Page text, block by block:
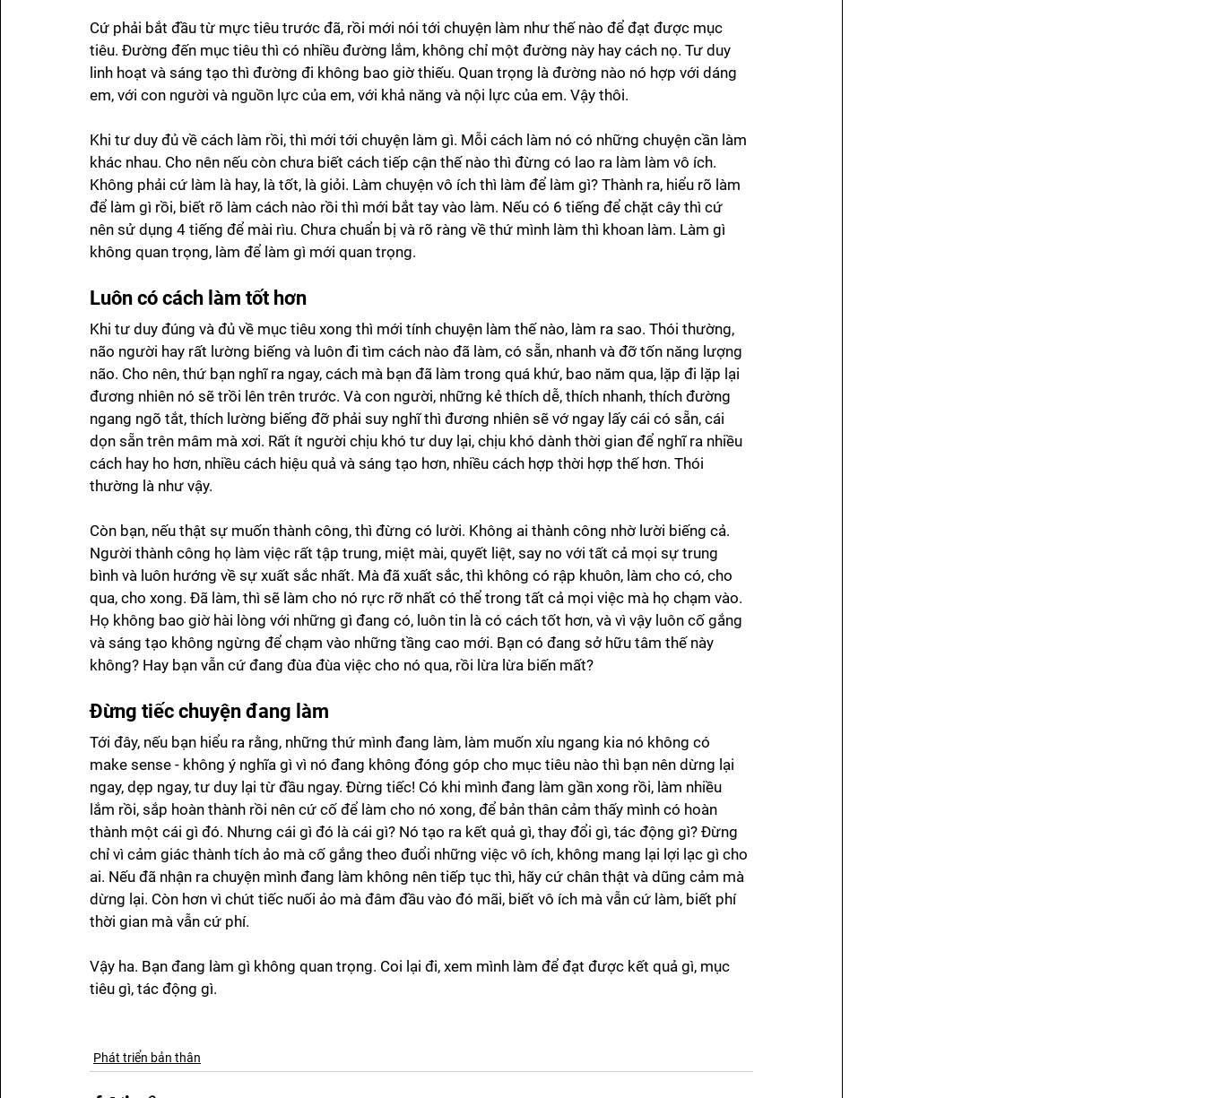
Cứ phải bắt đầu từ mực tiêu trước đã, rồi mới nói tới chuyện làm như thế nào để đạt được mục
tiêu. Đường đến mục tiêu thì có nhiều đường lắm, không chỉ một đường này hay cách nọ. Tư duy
linh hoạt và sáng tạo thì đường đi không bao giờ thiếu. Quan trọng là đường nào nó hợp với dáng
em, với con người và nguồn lực của em, với khả năng và nội lực của em. Vậy thôi.
Khi tư duy đủ về cách làm rồi, thì mới tới chuyện làm gì. Mỗi cách làm nó có những chuyện cần làm
khác nhau. Cho nên nếu còn chưa biết cách tiếp cận thế nào thì đừng có lao ra làm làm vô ích.
Không phải cứ làm là hay, là tốt, là giỏi. Làm chuyện vô ích thì làm để làm gì? Thành ra, hiểu rõ làm
để làm gì rồi, biết rõ làm cách nào rồi thì mới bắt tay vào làm. Nếu có 6 tiếng để chặt cây thì cứ
nên sử dụng 4 tiếng để mài rìu. Chưa chuẩn bị và rõ ràng về thứ mình làm thì khoan làm. Làm gì
không quan trọng, làm để làm gì mới quan trọng.
Luôn có cách làm tốt hơn
Khi tư duy đúng và đủ về mục tiêu xong thì mới tính chuyện làm thế nào, làm ra sao. Thói thường,
não người hay rất lường biếng và luôn đi tìm cách nào đã làm, có sẵn, nhanh và đỡ tốn năng lượng
não. Cho nên, thứ bạn nghĩ ra ngay, cách mà bạn đã làm trong quá khứ, bao năm qua, lặp đi lặp lại
đương nhiên nó sẽ trồi lên trên trước. Và con người, những kẻ thích dễ, thích nhanh, thích đường
ngang ngõ tắt, thích lường biếng đỡ phải suy nghĩ thì đương nhiên sẽ vớ ngay lấy cái có sẵn, cái
dọn sẵn trên mâm mà xơi. Rất ít người chịu khó tư duy lại, chịu khó dành thời gian để nghĩ ra nhiều
cách hay ho hơn, nhiều cách hiệu quả và sáng tạo hơn, nhiều cách hợp thời hợp thế hơn. Thói
thường là như vậy.
Còn bạn, nếu thật sự muốn thành công, thì đừng có lười. Không ai thành công nhờ lười biếng cả.
Người thành công họ làm việc rất tập trung, miệt mài, quyết liệt, say no với tất cả mọi sự trung
bình và luôn hướng về sự xuất sắc nhất. Mà đã xuất sắc, thì không có rập khuôn, làm cho có, cho
qua, cho xong. Đã làm, thì sẽ làm cho nó rực rỡ nhất có thể trong tất cả mọi việc mà họ chạm vào.
Họ không bao giờ hài lòng với những gì đang có, luôn tin là có cách tốt hơn, và vì vậy luôn cố gắng
và sáng tạo không ngừng để chạm vào những tầng cao mới. Bạn có đang sở hữu tâm thế này
không? Hay bạn vẫn cứ đang đùa đùa việc cho nó qua, rồi lừa lừa biến mất?
Đừng tiếc chuyện đang làm
Tới đây, nếu bạn hiểu ra rằng, những thứ mình đang làm, làm muốn xỉu ngang kia nó không có
make sense - không ý nghĩa gì vì nó đang không đóng góp cho mục tiêu nào thì bạn nên dừng lại
ngay, dẹp ngay, tư duy lại từ đầu ngay. Đừng tiếc! Có khi mình đang làm gần xong rồi, làm nhiều
lắm rồi, sắp hoàn thành rồi nên cứ cố để làm cho nó xong, để bản thân cảm thấy mình có hoàn
thành một cái gì đó. Nhưng cái gì đó là cái gì? Nó tạo ra kết quả gì, thay đổi gì, tác động gì? Đừng
chỉ vì cảm giác thành tích ảo mà cố gắng theo đuổi những việc vô ích, không mang lại lợi lạc gì cho
ai. Nếu đã nhận ra chuyện mình đang làm không nên tiếp tục thì, hãy cứ chân thật và dũng cảm mà
dừng lại. Còn hơn vì chút tiếc nuối ảo mà đâm đầu vào đó mãi, biết vô ích mà vẫn cứ làm, biết phí
thời gian mà vẫn cứ phí.
Vậy ha. Bạn đang làm gì không quan trọng. Coi lại đi, xem mình làm để đạt được kết quả gì, mục
tiêu gì, tác động gì.
Phát triển bản thân